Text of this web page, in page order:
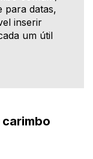
para datas,
inserir
um útil